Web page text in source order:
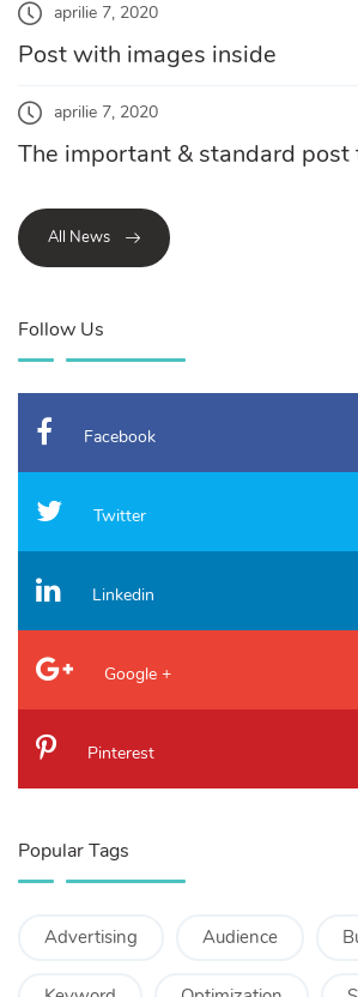
aprilie 7, 2020
Post with images inside
aprilie 7, 2020
The important & standard post
All News
Follow Us
Facebook
Twitter
Linkedin
Google +
Pinterest
Popular Tags
Advertising Audience